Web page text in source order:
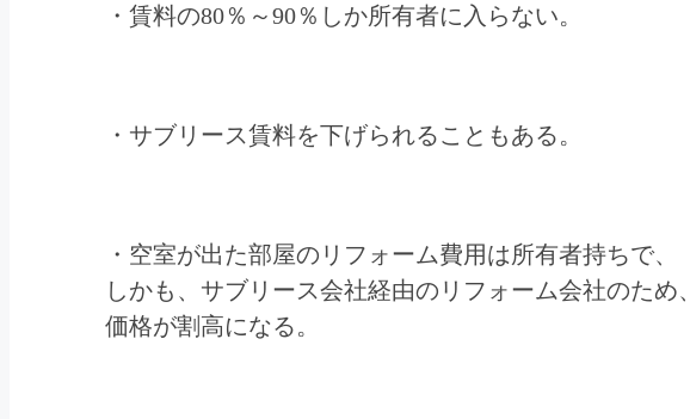
・賃料の80％～90％しか所有者に入らない。
・サブリース賃料を下げられることもある。
・空室が出た部屋のリフォーム費用は所有者持ちで、
しかも、サブリース会社経由のリフォーム会社のため、
価格が割高になる。